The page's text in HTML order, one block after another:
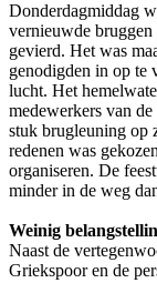
Donderdagmiddag
vernieuwde bruggen
gevierd. Het was
genodigden in op te
lucht. Het
medewerkers van
stuk brugleuning op
redenen was
organiseren. De
minder in de weg
Weinig
Naast de
Griekspoor en de